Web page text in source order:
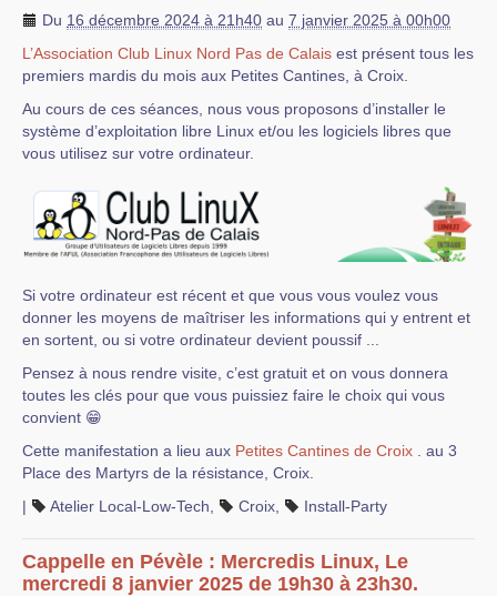
Du 16 décembre 2024 à 21h40 au 7 janvier 2025 à 00h00
L’Association Club Linux Nord Pas de Calais est présent tous les
premiers mardis du mois aux Petites Cantines, à Croix.
Au cours de ces séances, nous vous proposons d’installer le
système d’exploitation libre Linux et/ou les logiciels libres que
vous utilisez sur votre ordinateur.
Si votre ordinateur est récent et que vous vous voulez vous
donner les moyens de maîtriser les informations qui y entrent et
en sortent, ou si votre ordinateur devient poussif ...
Pensez à nous rendre visite, c’est gratuit et on vous donnera
toutes les clés pour que vous puissiez faire le choix qui vous
convient 😁
Cette manifestation a lieu aux Petites Cantines de Croix . au 3
Place des Martyrs de la résistance, Croix.
|
Atelier Local-Low-Tech Croix Install-Party
Cappelle en Pévèle : Mercredis Linux, Le
mercredi 8 janvier 2025 de 19h30 à 23h30.